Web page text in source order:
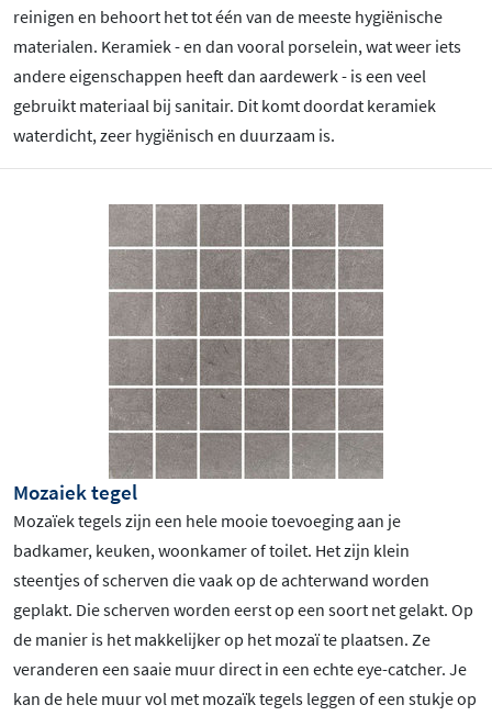
reinigen en behoort het tot één van de meeste hygiënische
materialen. Keramiek - en dan vooral porselein, wat weer iets
andere eigenschappen heeft dan aardewerk - is een veel
gebruikt materiaal bij sanitair. Dit komt doordat keramiek
waterdicht, zeer hygiënisch en duurzaam is.
Mozaiek tegel
Mozaïek tegels zijn een hele mooie toevoeging aan je
badkamer, keuken, woonkamer of toilet. Het zijn klein
steentjes of scherven die vaak op de achterwand worden
geplakt. Die scherven worden eerst op een soort net gelakt. Op
de manier is het makkelijker op het mozaï te plaatsen. Ze
veranderen een saaie muur direct in een echte eye-catcher. Je
kan de hele muur vol met mozaïk tegels leggen of een stukje op